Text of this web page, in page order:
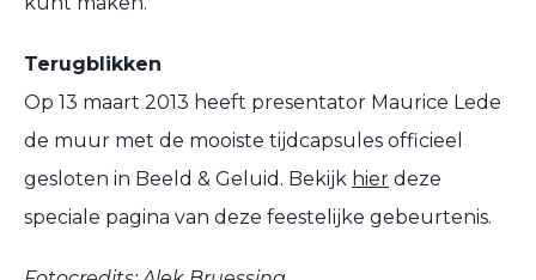
Terugblikken
Op 13 maart 2013 heeft presentator Maurice Lede
de muur met de mooiste tijdcapsules officieel
gesloten in Beeld & Geluid. Bekijk hier deze
speciale pagina van deze feestelijke gebeurtenis.